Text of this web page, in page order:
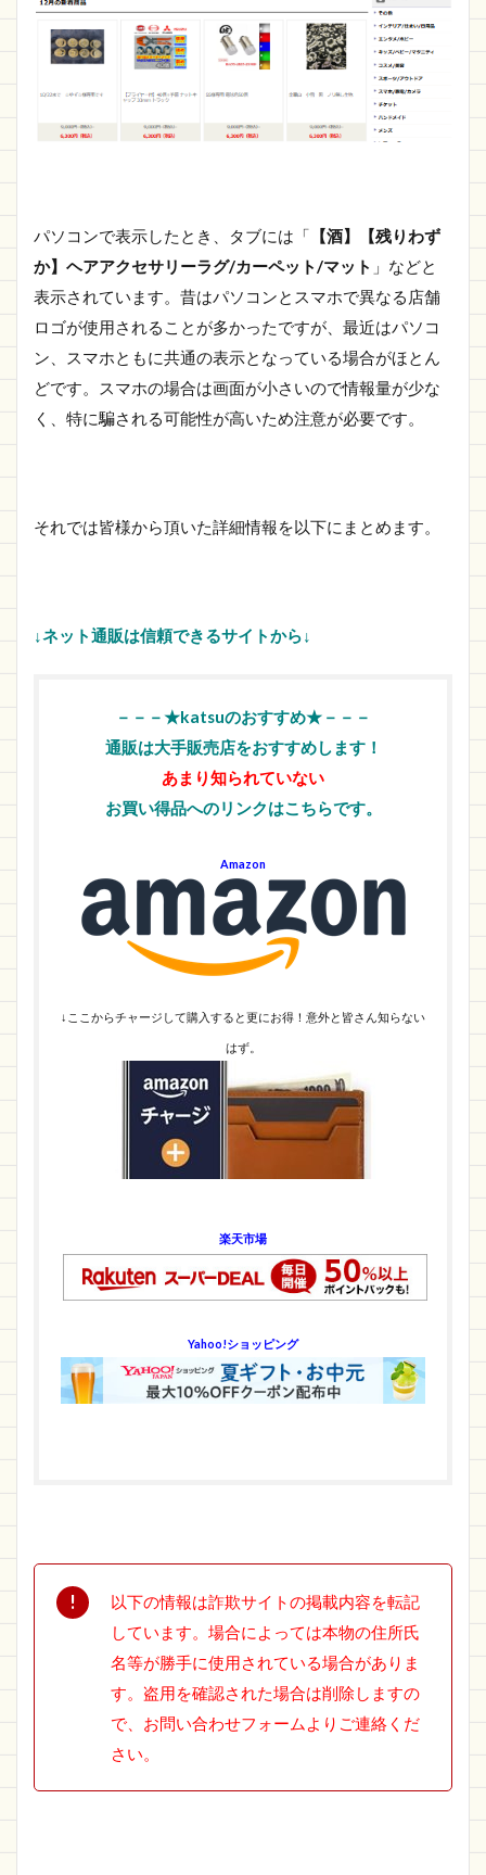
パソコンで表示したとき、タブには「 【酒】【残りわず
か】ヘアアクセサリーラグ/カーペット/マット 」などと
表示されています。昔はパソコンとスマホで異なる店舗
ロゴが使用されることが多かったですが、最近はパソコ
ン、スマホともに共通の表示となっている場合がほとん
どです。スマホの場合は画面が小さいので情報量が少な
く、特に騙される可能性が高いため注意が必要です。
それでは皆様から頂いた詳細情報を以下にまとめます。
↓ネット通販は信頼できるサイトから↓
－－－★katsuのおすすめ★－－－
通販は大手販売店をおすすめします！
あまり知られていない
お買い得品へのリンクはこちらです。
Amazon
↓ここからチャージして購入すると更にお得！意外と皆さん知らない
はず。
楽天市場
Yahoo!ショッピング
以下の情報は詐欺サイトの掲載内容を転記
しています。場合によっては本物の住所氏
名等が勝手に使用されている場合がありま
す。盗用を確認された場合は削除しますの
で、お問い合わせフォームよりご連絡くだ
さい。